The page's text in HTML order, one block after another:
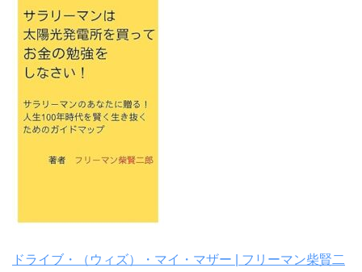
ドライブ・（ウィズ）・マイ・マザー | フリーマン柴賢二